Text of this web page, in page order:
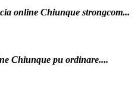
online Chiunque strongcom...
Chiunque pu ordinare....